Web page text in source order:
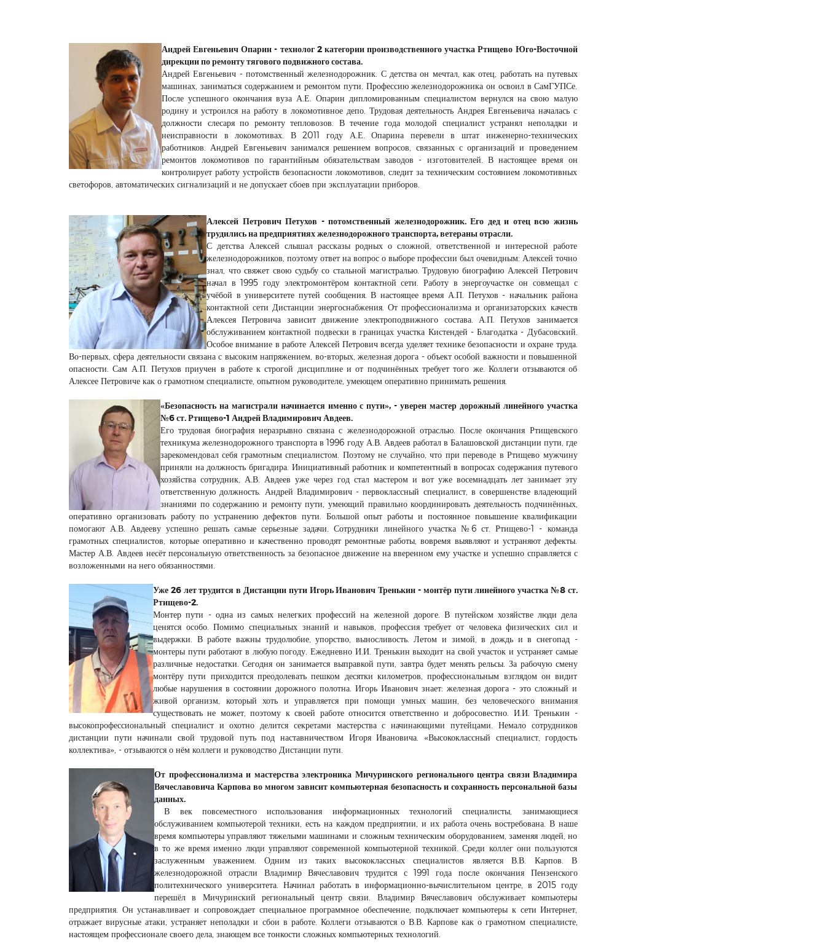
Андрей Евгеньевич Опарин - технолог 2 категории производственного участка Ртищево Юго-Восточной
дирекции по ремонту тягового подвижного состава.
Андрей Евгеньевич - потомственный железнодорожник. С детства он мечтал, как отец, работать на путевых
машинах, заниматься содержанием и ремонтом пути. Профессию железнодорожника он освоил в СамГУПСе.
После успешного окончания вуза А.Е. Опарин дипломированным специалистом вернулся на свою малую
родину и устроился на работу в локомотивное депо. Трудовая деятельность Андрея Евгеньевича началась с
должности слесаря по ремонту тепловозов. В течение года молодой специалист устранял неполадки и
неисправности в локомотивах. В 2011 году А.Е. Опарина перевели в штат инженерно-технических
работников. Андрей Евгеньевич занимался решением вопросов, связанных с организаций и проведением
ремонтов локомотивов по гарантийным обязательствам заводов - изготовителей. В настоящее время он
контролирует работу устройств безопасности локомотивов, следит за техническим состоянием локомотивных
светофоров, автоматических сигнализаций и не допускает сбоев при эксплуатации приборов.
Алексей Петрович Петухов - потомственный железнодорожник. Его дед и отец всю жизнь
трудились на предприятиях железнодорожного транспорта, ветераны отрасли.
С детства Алексей слышал рассказы родных о сложной, ответственной и интересной работе
железнодорожников, поэтому ответ на вопрос о выборе профессии был очевидным: Алексей точно
знал, что свяжет свою судьбу со стальной магистралью. Трудовую биографию Алексей Петрович
начал в 1995 году электромонтёром контактной сети. Работу в энергоучастке он совмещал с
учёбой в университете путей сообщения. В настоящее время А.П. Петухов - начальник района
контактной сети Дистанции энергоснабжения. От профессионализма и организаторских качеств
Алексея Петровича зависит движение электроподвижного состава. А.П. Петухов занимается
обслуживанием контактной подвески в границах участка Кистендей - Благодатка - Дубасовский.
Особое внимание в работе Алексей Петрович всегда уделяет технике безопасности и охране труда.
Во-первых, сфера деятельности связана с высоким напряжением, во-вторых, железная дорога - объект особой важности и повышенной
опасности. Сам А.П. Петухов приучен в работе к строгой дисциплине и от подчинённых требует того же. Коллеги отзываются об
Алексее Петровиче как о грамотном специалисте, опытном руководителе, умеющем оперативно принимать решения.
«Безопасность на магистрали начинается именно с пути», - уверен мастер дорожный линейного участка
№6 ст. Ртищево-1 Андрей Владимирович Авдеев.
Его трудовая биография неразрывно связана с железнодорожной отраслью. После окончания Ртищевского
техникума железнодорожного транспорта в 1996 году А.В. Авдеев работал в Балашовской дистанции пути, где
зарекомендовал себя грамотным специалистом. Поэтому не случайно, что при переводе в Ртищево мужчину
приняли на должность бригадира. Инициативный работник и компетентный в вопросах содержания путевого
хозяйства сотрудник, А.В. Авдеев уже через год стал мастером и вот уже восемнадцать лет занимает эту
ответственную должность. Андрей Владимирович - первоклассный специалист, в совершенстве владеющий
знаниями по содержанию и ремонту пути, умеющий правильно координировать деятельность подчинённых,
оперативно организовать работу по устранению дефектов пути. Большой опыт работы и постоянное повышение квалификации
помогают А.В. Авдееву успешно решать самые серьезные задачи. Сотрудники линейного участка №6 ст. Ртищево-1 - команда
грамотных специалистов, которые оперативно и качественно проводят ремонтные работы, вовремя выявляют и устраняют дефекты.
Мастер А.В. Авдеев несёт персональную ответственность за безопасное движение на вверенном ему участке и успешно справляется с
возложенными на него обязанностями.
Уже 26 лет трудится в Дистанции пути Игорь Иванович Тренькин - монтёр пути линейного участка №8 ст.
Ртищево-2.
Монтер пути - одна из самых нелегких профессий на железной дороге. В путейском хозяйстве люди дела
ценятся особо. Помимо специальных знаний и навыков, профессия требует от человека физических сил и
выдержки. В работе важны трудолюбие, упорство, выносливость. Летом и зимой, в дождь и в снегопад -
монтеры пути работают в любую погоду. Ежедневно И.И. Тренькин выходит на свой участок и устраняет самые
различные недостатки. Сегодня он занимается выправкой пути, завтра будет менять рельсы. За рабочую смену
монтёру пути приходится преодолевать пешком десятки километров, профессиональным взглядом он видит
любые нарушения в состоянии дорожного полотна. Игорь Иванович знает: железная дорога - это сложный и
живой организм, который хоть и управляется при помощи умных машин, без человеческого внимания
существовать не может, поэтому к своей работе относится ответственно и добросовестно. И.И. Тренькин -
высокопрофессиональный специалист и охотно делится секретами мастерства с начинающими путейцами. Немало сотрудников
дистанции пути начинали свой трудовой путь под наставничеством Игоря Ивановича. «Высококлассный специалист, гордость
коллектива», - отзываются о нём коллеги и руководство Дистанции пути.
От профессионализма и мастерства электроника Мичуринского регионального центра связи Владимира
Вячеславовича Карпова во многом зависит компьютерная безопасность и сохранность персональной базы
данных.
В век повсеместного использования информационных технологий специалисты, занимающиеся
обслуживанием компьютерой техники, есть на каждом предприятии, и их работа очень востребована. В наше
время компьютеры управляют тяжелыми машинами и сложным техническим оборудованием, заменяя людей, но
в то же время именно люди управляют современной компьютерной техникой. Среди коллег они пользуются
заслуженным уважением. Одним из таких высококлассных специалистов является В.В. Карпов. В
железнодорожной отрасли Владимир Вячеславович трудится с 1991 года после окончания Пензенского
политехнического университета. Начинал работать в информационно-вычислительном центре, в 2015 году
перешёл в Мичуринский региональный центр связи. Владимир Вячеславович обслуживает компьютеры
предприятия. Он устанавливает и сопровождает специальное программное обеспечение, подключает компьютеры к сети Интернет,
отражает вирусные атаки, устраняет неполадки и сбои в работе. Коллеги отзываются о В.В. Карпове как о грамотном специалисте,
настоящем профессионале своего дела, знающем все тонкости сложных компьютерных технологий.